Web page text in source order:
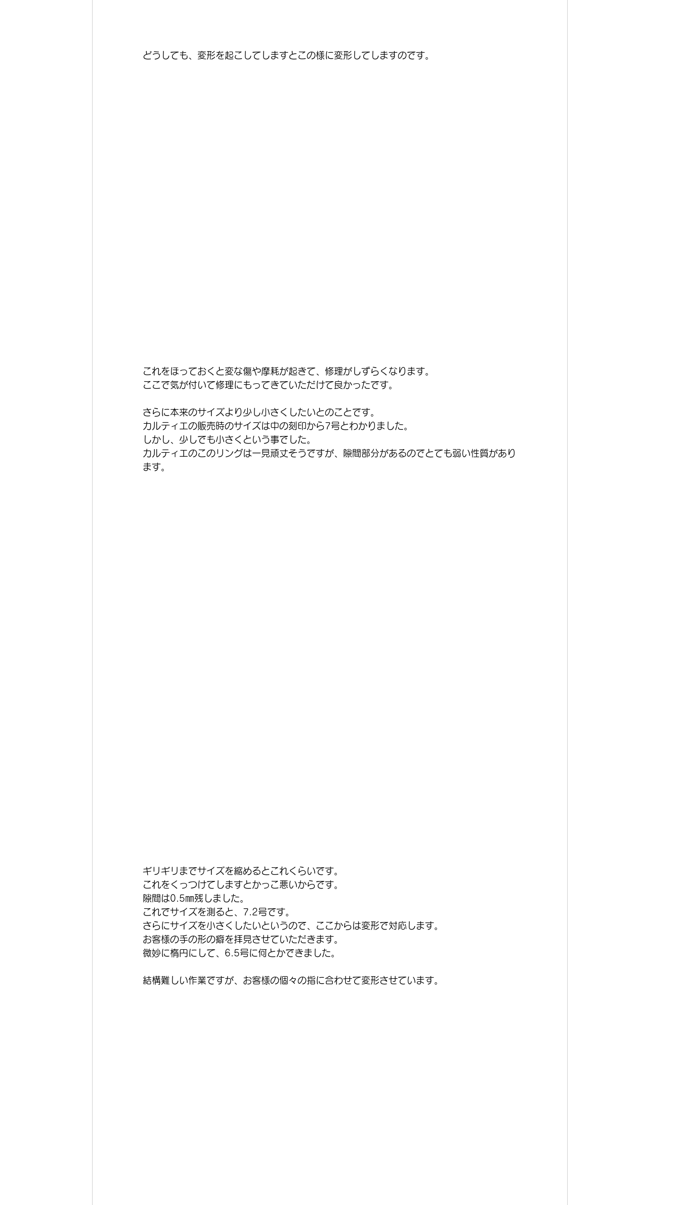
どうしても、変形を起こしてしますとこの様に変形してしますのです。
これをほっておくと変な傷や摩耗が起きて、修理がしずらくなります。
ここで気が付いて修理にもってきていただけて良かったです。
さらに本来のサイズより少し小さくしたいとのことです。
カルティエの販売時のサイズは中の刻印から7号とわかりました。
しかし、少しでも小さくという事でした。
カルティエのこのリングは一見頑丈そうですが、隙間部分があるのでとても弱い性質があり
ます。
ギリギリまでサイズを縮めるとこれくらいです。
これをくっつけてしますとかっこ悪いからです。
隙間は0.5㎜残しました。
これでサイズを測ると、7.2号です。
さらにサイズを小さくしたいというので、ここからは変形で対応します。
お客様の手の形の癖を拝見させていただきます。
微妙に楕円にして、6.5号に何とかできました。
結構難しい作業ですが、お客様の個々の指に合わせて変形させています。